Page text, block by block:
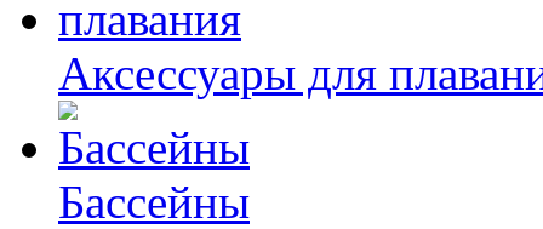
Аксессуары для
Бассейны